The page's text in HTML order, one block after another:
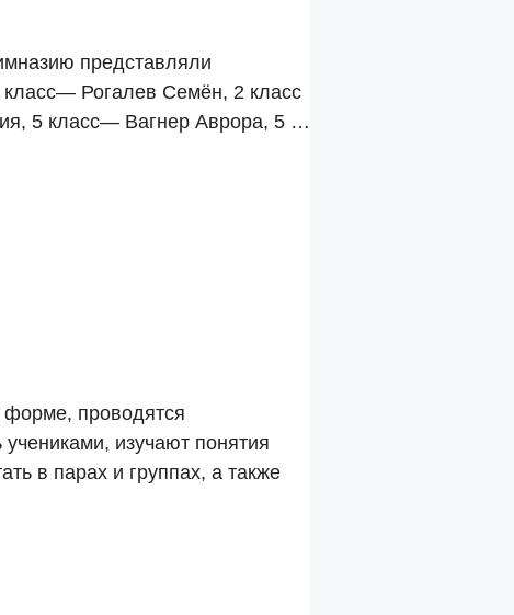
представляли
Рогалев Семён, 2 класс
5 класс— Вагнер Аврора, 5 …
форме, проводятся
изучают понятия
в парах и группах, а также